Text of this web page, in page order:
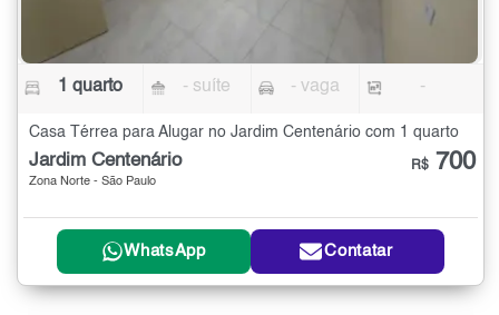
1 quarto - suíte - vaga -
Casa Térrea para Alugar no Jardim Centenário com 1 quarto
Jardim Centenário
Zona Norte - São Paulo
R$ 700
WhatsApp Contatar